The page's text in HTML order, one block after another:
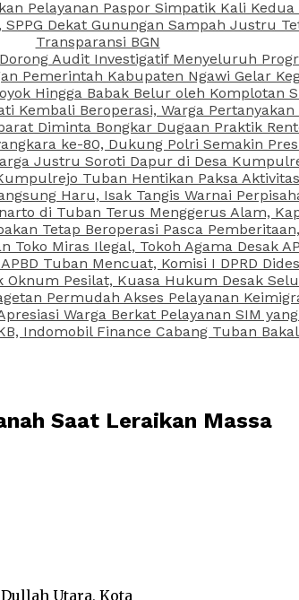
Pelayanan Paspor Simpatik Kali
Dekat Gunungan Sampah Justru
Transparansi BGN
Audit Investigatif Menyeluruh
Pemerintah Kabupaten Ngawi Gelar
Hingga Babak Belur oleh Komplotan
Kembali Beroperasi, Warga
Diminta Bongkar Dugaan Praktik
ke-80, Dukung Polri Semakin
Justru Soroti Dapur di Desa
Tuban Hentikan Paksa
Haru, Isak Tangis Warnai
di Tuban Terus Menggerus Alam,
Tetap Beroperasi Pasca
Miras Ilegal, Tokoh Agama Desak
Tuban Mencuat, Komisi I DPRD
Pesilat, Kuasa Hukum Desak
Permudah Akses Pelayanan
Warga Berkat Pelayanan SIM
Indomobil Finance Cabang Tuban
Saat Leraikan Massa